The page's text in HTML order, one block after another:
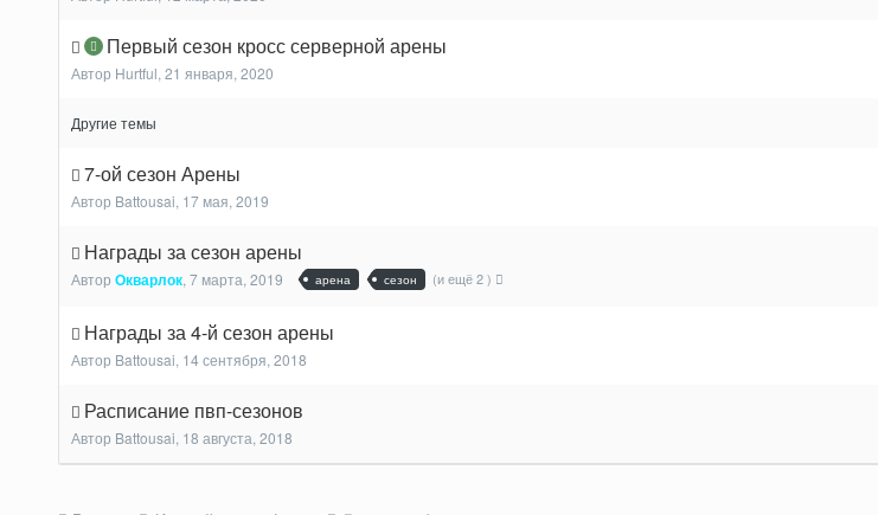
Первый сезон кросс серверной арены
Автор Hurtful, 21 января, 2020
Другие темы
7-ой сезон Арены
Автор Battousai, 17 мая, 2019
Награды за сезон арены
Автор Окварлок, 7 марта, 2019 арена сезон (и ещё 2 )
Награды за 4-й сезон арены
Автор Battousai, 14 сентября, 2018
Расписание пвп-сезонов
Автор Battousai, 18 августа, 2018